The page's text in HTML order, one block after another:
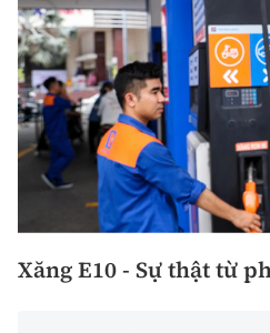
Xăng E10 - Sự thật từ